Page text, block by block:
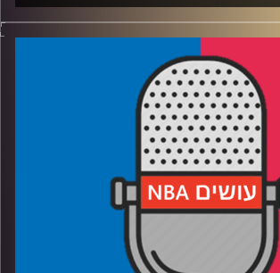
עם ערן סורוקה, שרון דוידוביץ', משה
צופה בבטחה מצמרת המערב והליגה בקרב על
בוסטון בדרך להשתלט על ההובלה רגע
בעונת ראווה? ברוקלין וקיירי מקבלים מתנה ליום